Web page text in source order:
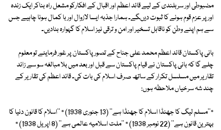
مضبوطی اور سربلندی کے لیے قائد اعظم اور اقبال کے افکارکو مشعل راہ بناکر ایک زندہ
اور پر عزم قوم ہونے کا ثبوت دیںگے۔ ہمارا جذبہ ایسا لازوال اور با کمال ہونا چاہیے جس
سے ہم اپنے وطن کو ناقابل تسخیر اور امن و ترقی نیز اسلام کا گہوارہ بنادیں۔
بانی پاکستان قائد اعظم محمد علی جناح کے تصور پاکستان پر غور فرمایئے تو معلوم
چلے گا کہ بانی پاکستان نے قیام پاکستان سے قبل اور بعد میں بلا مبالغہ سو سے زائد
تقاریر میں مسلسل تکرار کے ساتھ صرف اسلام کی بات کی۔ قائد اعظم کی تقاریر کے
چند شہ سرخیاں ملاحظہ ہوں:
٭''مسلم لیگ کا جھنڈا اسلام کا جھنڈا ہے'' (13 جنوری 1938) ٭ ''اسلام کا قانون دنیا کا
بہترین قانون ہے'' (22 نومبر 1938) ٭ ''ملت اسلامیہ عالمی ہے'' (8 اپریل 1938) ٭